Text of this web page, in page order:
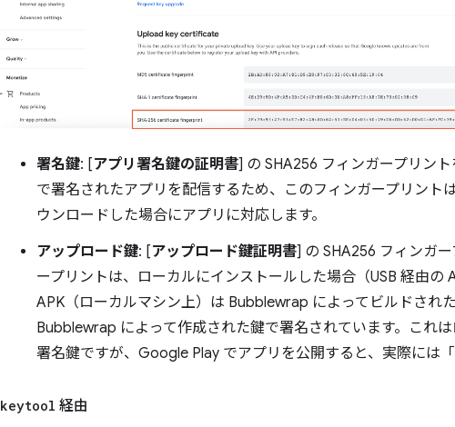
署名鍵: [アプリ署名鍵の証明書] の SHA256 フィンガープリン
で署名されたアプリを配信するため、このフィンガープリント
ウンロードした場合にアプリに対応します。
アップロード鍵: [アップロード鍵証明書] の SHA256 フィンガ
ープリントは、ローカルにインストールした場合（USB 経由の
APK（ローカルマシン上）は Bubblewrap によってビルドされ
Bubblewrap によって作成された鍵で署名されています。これ
署名鍵ですが、Google Play でアプリを公開すると、実際には
keytool 経由